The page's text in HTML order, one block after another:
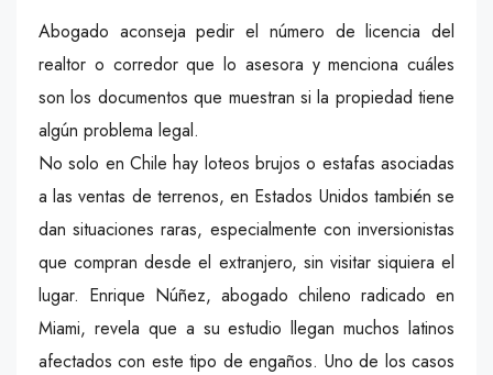
Abogado aconseja pedir el número de licencia del
realtor o corredor que lo asesora y menciona cuáles
son los documentos que muestran si la propiedad tiene
algún problema legal.
No solo en Chile hay loteos brujos o estafas asociadas
a las ventas de terrenos, en Estados Unidos también se
dan situaciones raras, especialmente con inversionistas
que compran desde el extranjero, sin visitar siquiera el
lugar. Enrique Núñez, abogado chileno radicado en
Miami, revela que a su estudio llegan muchos latinos
afectados con este tipo de engaños. Uno de los casos